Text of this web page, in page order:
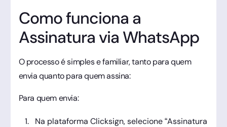
Como funciona a
Assinatura via WhatsApp
O processo é simples e familiar, tanto para quem
envia quanto para quem assina:
Para quem envia:
Na plataforma Clicksign, selecione “Assinatura